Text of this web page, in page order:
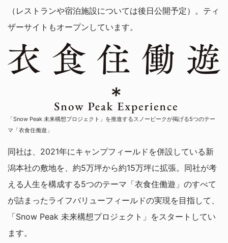
（レストランや宿泊施設については後日公開予定）。ティ
ザーサイトもオープンしています。
「Snow Peak 未来構想プロジェクト」を推進するスノーピークが掲げる5つのテー
マ「衣食住働遊」
同社は、2021年にキャンプフィールドを併設している新
潟本社の敷地を、約5万坪から約15万坪に拡張。同社が考
える人生を構成する5つのテーマ「衣食住働遊」のすべて
が詰まったライフバリューフィールドの実現を目指して、
「Snow Peak 未来構想プロジェクト」をスタートしてい
ます。